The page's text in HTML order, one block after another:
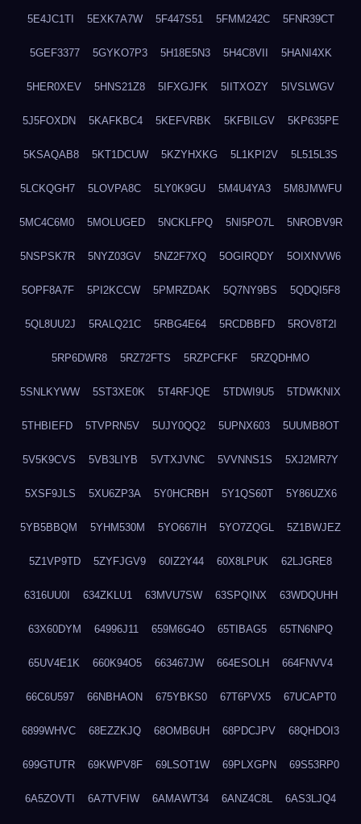
5E4JC1TI 5EXK7A7W 5F447S51 5FMM242C 5FNR39CT
5GEF3377 5GYKO7P3 5H18E5N3 5H4C8VII 5HANI4XK
5HER0XEV 5HNS21Z8 5IFXGJFK 5IITXOZY 5IVSLWGV
5J5FOXDN 5KAFKBC4 5KEFVRBK 5KFBILGV 5KP635PE
5KSAQAB8 5KT1DCUW 5KZYHXKG 5L1KPI2V 5L515L3S
5LCKQGH7 5LOVPA8C 5LY0K9GU 5M4U4YA3 5M8JMWFU
5MC4C6M0 5MOLUGED 5NCKLFPQ 5NI5PO7L 5NROBV9R
5NSPSK7R 5NYZ03GV 5NZ2F7XQ 5OGIRQDY 5OIXNVW6
5OPF8A7F 5PI2KCCW 5PMRZDAK 5Q7NY9BS 5QDQI5F8
5QL8UU2J 5RALQ21C 5RBG4E64 5RCDBBFD 5ROV8T2I
5RP6DWR8 5RZ72FTS 5RZPCFKF 5RZQDHMO
5SNLKYWW 5ST3XE0K 5T4RFJQE 5TDWI9U5 5TDWKNIX
5THBIEFD 5TVPRN5V 5UJY0QQ2 5UPNX603 5UUMB8OT
5V5K9CVS 5VB3LIYB 5VTXJVNC 5VVNNS1S 5XJ2MR7Y
5XSF9JLS 5XU6ZP3A 5Y0HCRBH 5Y1QS60T 5Y86UZX6
5YB5BBQM 5YHM530M 5YO667IH 5YO7ZQGL 5Z1BWJEZ
5Z1VP9TD 5ZYFJGV9 60IZ2Y44 60X8LPUK 62LJGRE8
6316UU0I 634ZKLU1 63MVU7SW 63SPQINX 63WDQUHH
63X60DYM 64996J11 659M6G4O 65TIBAG5 65TN6NPQ
65UV4E1K 660K94O5 663467JW 664ESOLH 664FNVV4
66C6U597 66NBHAON 675YBKS0 67T6PVX5 67UCAPT0
6899WHVC 68EZZKJQ 68OMB6UH 68PDCJPV 68QHDOI3
699GTUTR 69KWPV8F 69LSOT1W 69PLXGPN 69S53RP0
6A5ZOVTI 6A7TVFIW 6AMAWT34 6ANZ4C8L 6AS3LJQ4